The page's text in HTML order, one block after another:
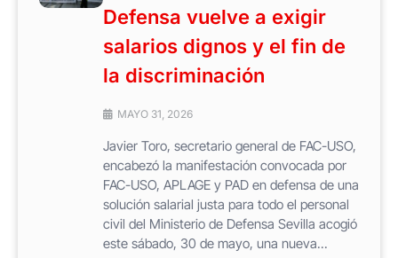
Defensa vuelve a exigir
salarios dignos y el fin de
la discriminación
MAYO 31, 2026
Javier Toro, secretario general de FAC-USO,
encabezó la manifestación convocada por
FAC-USO, APLAGE y PAD en defensa de una
solución salarial justa para todo el personal
civil del Ministerio de Defensa Sevilla acogió
este sábado, 30 de mayo, una nueva...